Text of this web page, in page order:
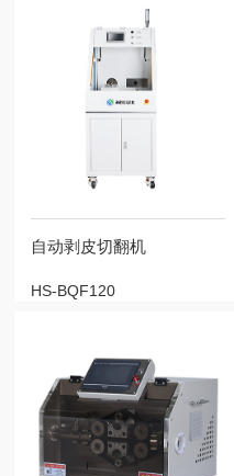
自动剥皮切翻机
HS-BQF120